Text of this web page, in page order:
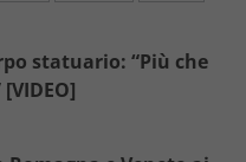
statuario: “Più che